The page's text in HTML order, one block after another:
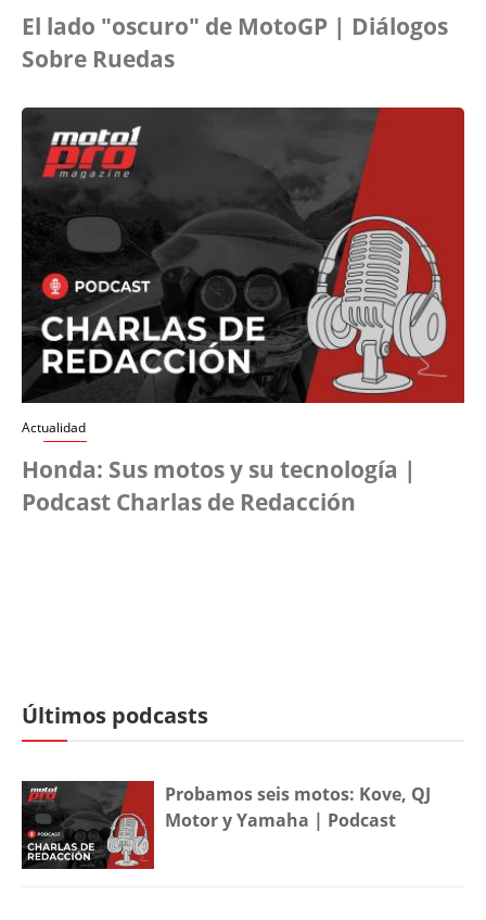
El lado "oscuro" de MotoGP | Diálogos
Sobre Ruedas
Actualidad
Honda: Sus motos y su tecnología |
Podcast Charlas de Redacción
Últimos podcasts
Probamos seis motos: Kove, QJ
Motor y Yamaha | Podcast